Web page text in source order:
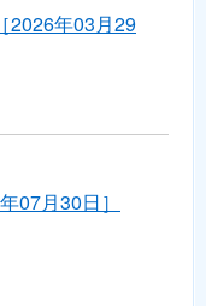
2026年03月29
07月30日］